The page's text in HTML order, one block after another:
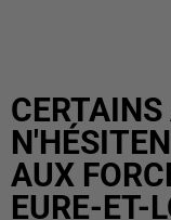
AUX
EURE-ET-